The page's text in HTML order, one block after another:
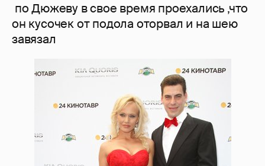
по Дюжеву в свое время проехались ,что
он кусочек от подола оторвал и на шею
завязал